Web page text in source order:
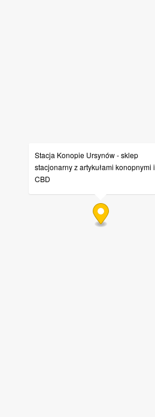
Stacja Konopie Ursynów - sklep
stacjonarny z artykułami konopnymi i
CBD